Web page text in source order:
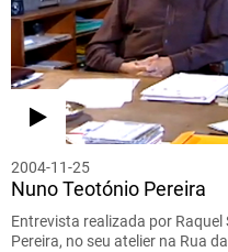
2004-11-25
Nuno Teotónio Pereira
Entrevista realizada por
Pereira, no seu atelier na Rua